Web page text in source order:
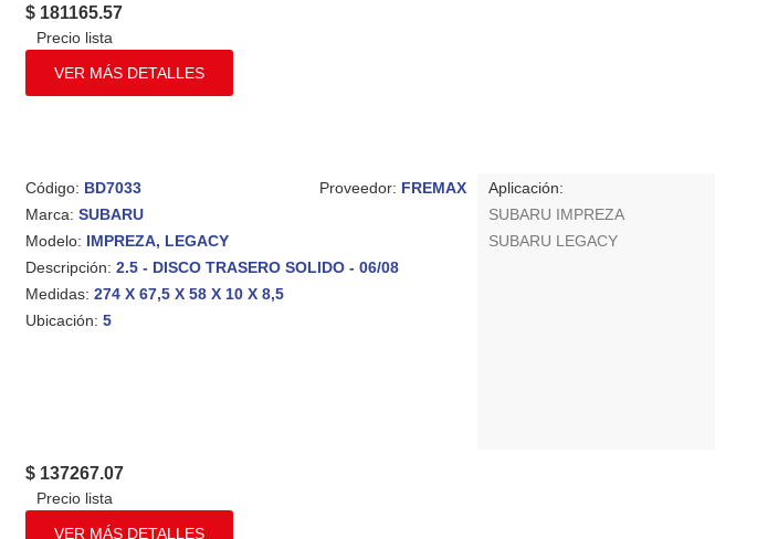
$ 181165.57
VER MÁS DETALLES
Código: BD7033 Proveedor: FREMAX
Marca:SUBARU
Modelo: IMPREZA, LEGACY
Descripción:2.5 - DISCO TRASERO SOLIDO - 06/08
Medidas:274 X 67,5 X 58 X 10 X 8,5
Ubicación:5
Aplicación:
SUBARU IMPREZA
SUBARU LEGACY
$ 137267.07
VER MÁS DETALLES